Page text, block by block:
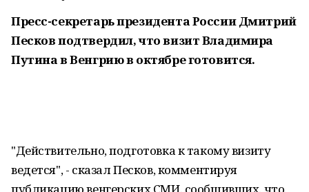
Пресс-секретарь президента России Дмитрий
Песков подтвердил, что визит Владимира
Путина в Венгрию в октябре готовится.
"Действительно, подготовка к такому визиту
ведется", - сказал Песков, комментируя